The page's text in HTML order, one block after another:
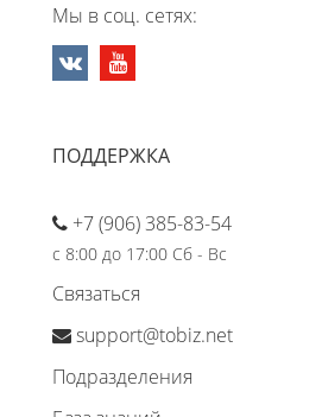
Мы в соц. сетях:
ПОДДЕРЖКА
+7 (906) 385-83-54
с 8:00 до 17:00 Сб - Вс
Связаться
support@tobiz.net
Подразделения